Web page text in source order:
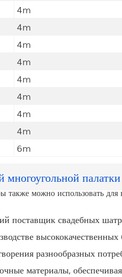
4m
4m
4m
4m
4m
4m
4m
4m
6m
палатки
также можно использовать
поставщик свадебных
разнообразных
материалы,